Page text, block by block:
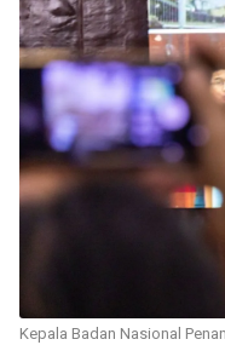
Kepala Badan Nasional